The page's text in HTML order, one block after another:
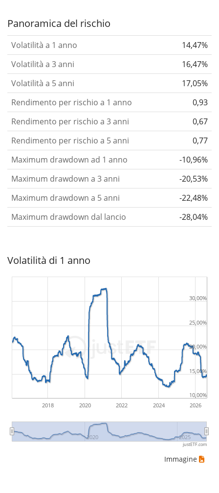
Panoramica del rischio
Volatilità a 1 anno
14,47%
Volatilità a 3 anni
16,47%
Volatilità a 5 anni
17,05%
Rendimento per rischio a 1 anno
0,93
Rendimento per rischio a 3 anni
0,67
Rendimento per rischio a 5 anni
0,77
Maximum drawdown ad 1 anno
-10,96%
Maximum drawdown a 3 anni
-20,53%
Maximum drawdown a 5 anni
-22,48%
Maximum drawdown dal lancio
-28,04%
Volatilità di 1 anno
2018 2020 2022 2024 2026
2020 2025
10,00%
15,00%
20,00%
25,00%
30,00%
justETF.com
Immagine